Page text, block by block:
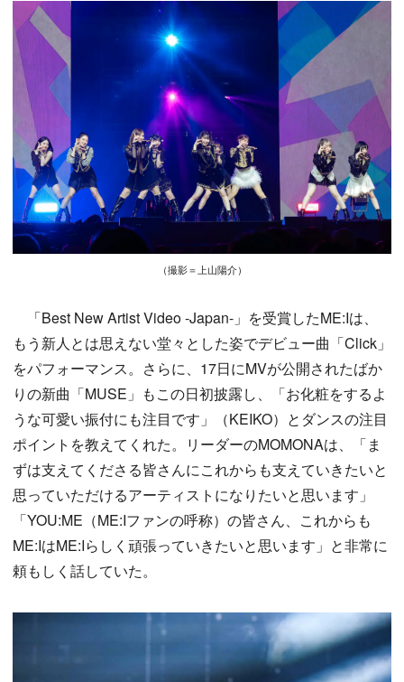
（撮影＝上山陽介）
「Best New Artist Video -Japan-」を受賞したME:Iは、
もう新人とは思えない堂々とした姿でデビュー曲「Click」
をパフォーマンス。さらに、17日にMVが公開されたばか
りの新曲「MUSE」もこの日初披露し、「お化粧をするよ
うな可愛い振付にも注目です」（KEIKO）とダンスの注目
ポイントを教えてくれた。リーダーのMOMONAは、「ま
ずは支えてくださる皆さんにこれからも支えていきたいと
思っていただけるアーティストになりたいと思います」
「YOU:ME（ME:Iファンの呼称）の皆さん、これからも
ME:IはME:Iらしく頑張っていきたいと思います」と非常に
頼もしく話していた。